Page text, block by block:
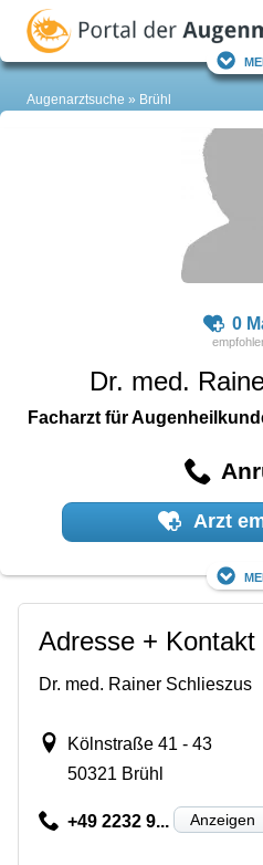
Augenarztsuche Brühl
0
Dr. med.
Facharzt für
Arzt
Adresse + Kontakt
Dr. med. Rainer Schlieszus
Kölnstraße 41 - 43
50321 Brühl
+49 2232 9... Anzeigen